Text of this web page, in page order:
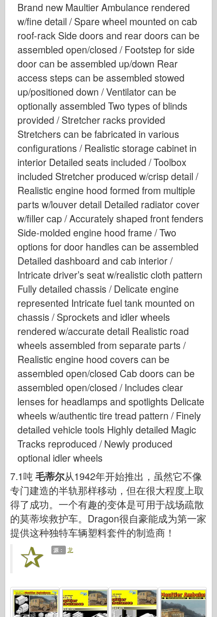
爱德华
E.T. 模型
精细模具
瓦洛尔部队
弗里尔模型
长谷川
海勒
霍比博斯
IBG 模型
Icm
泰泰莱里
传说
孟模
塔米亚
三星
特朗普特
兹韦兹达
相册-照片
四处走动
书
Dvd
联系
勒杂志
套件
Brand new Maultier Ambulance rendered
w/fine detail / Spare wheel mounted on cab
roof-rack Side doors and rear doors can be
assembled open/closed / Footstep for side
door can be assembled up/down Rear
access steps can be assembled stowed
up/positioned down / Ventilator can be
optionally assembled Two types of blinds
provided / Stretcher racks provided
Stretchers can be fabricated in various
configurations / Realistic storage cabinet in
interior Detailed seats included / Toolbox
included Stretcher produced w/crisp detail /
Realistic engine hood formed from multiple
parts w/louver detail Detailed radiator cover
w/filler cap / Accurately shaped front fenders
Side-molded engine hood frame / Two
options for door handles can be assembled
Detailed dashboard and cab interior /
Intricate driver’s seat w/realistic cloth pattern
Fully detailed chassis / Delicate engine
represented Intricate fuel tank mounted on
chassis / Sprockets and idler wheels
rendered w/accurate detail Realistic road
wheels assembled from separate parts /
Realistic engine hood covers can be
assembled open/closed Cab doors can be
assembled open/closed / Includes clear
lenses for headlamps and spotlights Delicate
wheels w/authentic tire tread pattern / Finely
detailed vehicle tools Highly detailed Magic
Tracks reproduced / Newly produced
optional idler wheels
7.1吨 毛蒂尔从1942年开始推出，虽然它不像
专门建造的半轨那样移动，但在很大程度上取
得了成功。一个有趣的变体是可用于战场疏散
的莫蒂埃救护车。Dragon很自豪能成为第一家
提供这种独特车辆塑料套件的制造商！
源： 龙